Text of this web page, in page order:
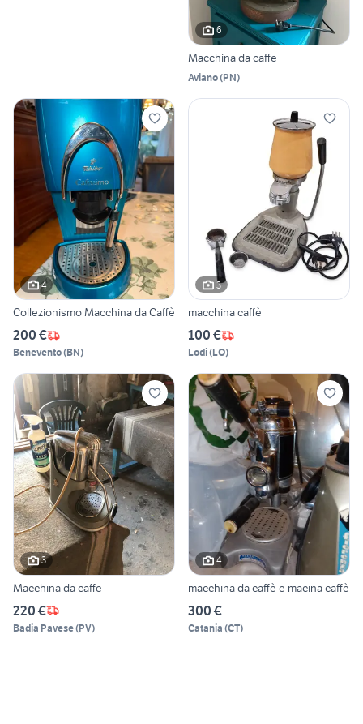
6
Macchina da caffe
Aviano(PN)
4
Collezionismo Macchina da Caffè
200 €
Benevento(BN)
3
macchina caffè
100 €
Lodi(LO)
3
Macchina da caffe
220 €
Badia Pavese(PV)
4
macchina da caffè e macina caffè
300 €
Catania (CT)